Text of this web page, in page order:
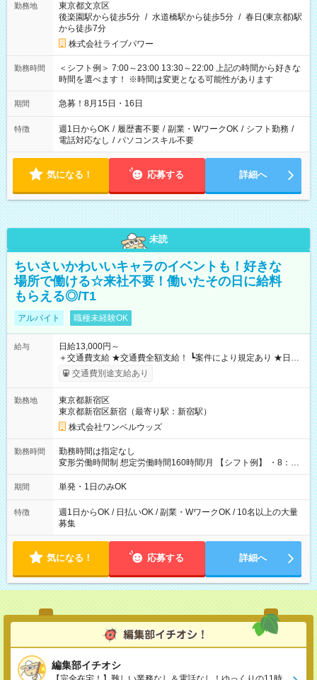
勤務地
東京都文京区
後楽園駅から徒歩5分 / 水道橋駅から徒歩5分 / 春日(東京都)駅
から徒歩7分
株式会社ライブパワー
勤務時間
＜シフト例＞ 7:00～23:00 13:30～22:00 上記の時間から好きな
時間を選べます！ ※時間は変更となる可能性があります
期間 急募！8月15日・16日
特徴 週1日からOK / 履歴書不要 / 副業・WワークOK / シフト勤務 /
電話対応なし / パソコンスキル不要
気になる！ 応募する 詳細へ
未読
ちいさいかわいいキャラのイベントも！好きな
場所で働ける☆来社不要！働いたその日に給料
もらえる◎/T1
アルバイト 職種未経験OK
給与
日給13,000円～
＋交通費支給 ★交通費全額支給！ ┗案件により規定あり ★日払
いOK！（規定あり） ┗働いたその日に現金GET♪ お仕事後はコ
ンビニATMから 日払い分を引き落とせます！ 【試用期間】試
交通費別途支給あり
勤務地
東京都新宿区
東京都新宿区新宿（最寄り駅：新宿駅）
株式会社ワンベルウッズ
勤務時間
勤務時間は指定なし
変形労働時間制 想定労働時間160時間/月 【シフト例】 ・8：00
～21：00
期間 単発・1日のみOK
特徴
週1日からOK / 日払いOK / 副業・WワークOK / 10名以上の大量
募集
気になる！ 応募する 詳細へ
編集部イチオシ